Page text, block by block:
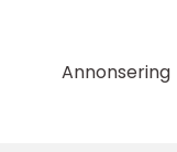
Annonsering